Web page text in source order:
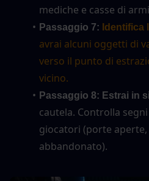
mediche e casse di
Passaggio 7: Identifica
avrai alcuni oggetti di
verso il punto di
vicino.
Passaggio 8: Estrai in
cautela. Controlla
giocatori (porte
abbandonato).